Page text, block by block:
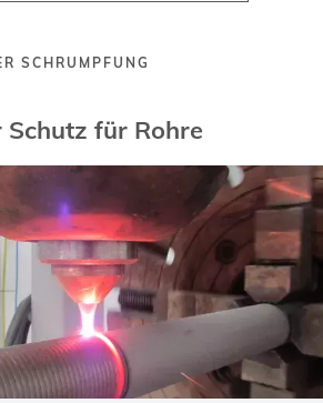
SCHRUMPFUNG
für Rohre